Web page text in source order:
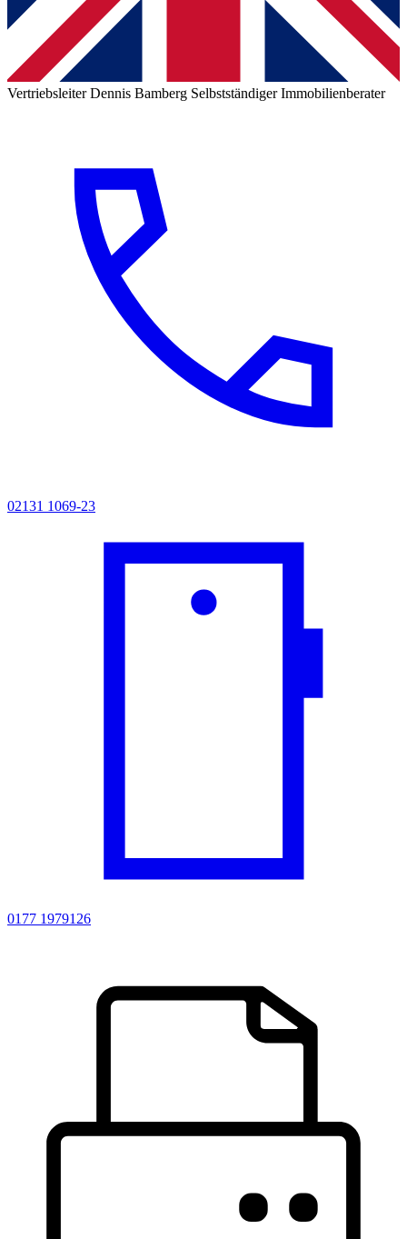
Vertriebsleiter Dennis Bamberg Selbstständiger Immobilienberater
02131 1069-23
0177 1979126